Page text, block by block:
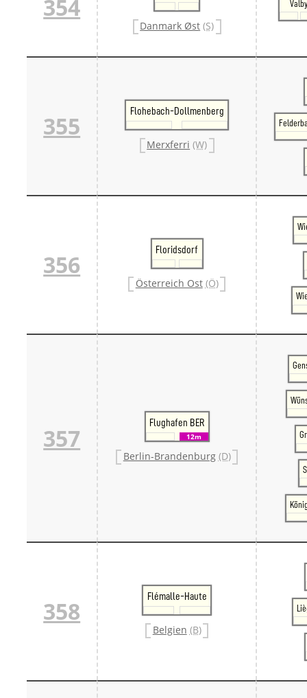
354
Danmark Øst (S)
355
Flohebach-Dollmenberg
Merxferri (W)
356
Floridsdorf
Österreich Ost (Ö)
357
Flughafen BER
12m
Berlin-Brandenburg (D)
358
Flémalle-Haute
Belgien (B)